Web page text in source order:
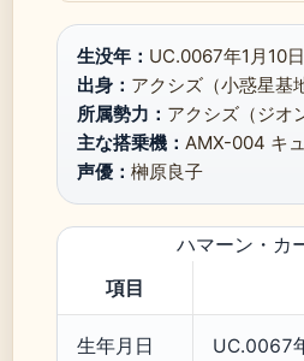
生没年： UC.0067年1月10
出身： アクシズ（小惑星基
所属勢力： アクシズ（ジオ
主な搭乗機： AMX-004 キ
声優： 榊原良子
ハマーン・カ
項目
生年月日 UC.0067